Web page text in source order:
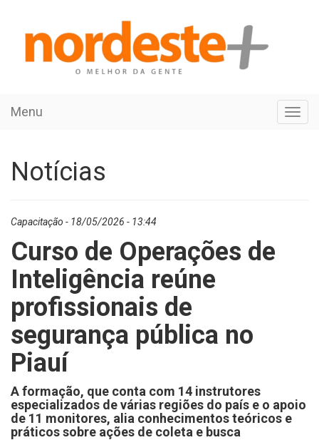
Menu
Notícias
Capacitação - 18/05/2026 - 13:44
Curso de Operações de
Inteligência reúne
profissionais de
segurança pública no
Piauí
A formação, que conta com 14 instrutores
especializados de várias regiões do país e o apoio
de 11 monitores, alia conhecimentos teóricos e
práticos sobre ações de coleta e busca